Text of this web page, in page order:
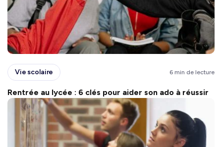
Vie scolaire 6 min de lecture
Rentrée au lycée : 6 clés pour aider son ado à réussir